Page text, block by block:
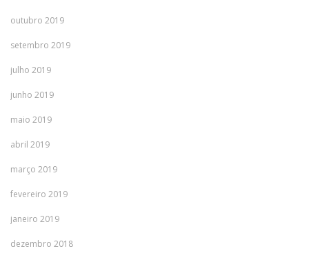
outubro 2019
setembro 2019
julho 2019
junho 2019
maio 2019
abril 2019
março 2019
fevereiro 2019
janeiro 2019
dezembro 2018